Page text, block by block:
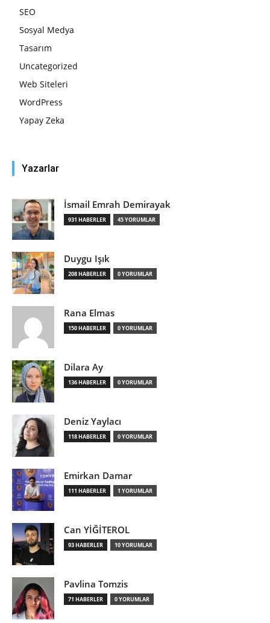
SEO
Sosyal Medya
Tasarım
Uncategorized
Web Siteleri
WordPress
Yapay Zeka
Yazarlar
İsmail Emrah Demirayak
931 HABERLER 45 YORUMLAR
Duygu Işık
208 HABERLER 0 YORUMLAR
Rana Elmas
150 HABERLER 0 YORUMLAR
Dilara Ay
136 HABERLER 0 YORUMLAR
Deniz Yaylacı
118 HABERLER 0 YORUMLAR
Emirkan Damar
111 HABERLER 1 YORUMLAR
Can YİĞİTEROL
93 HABERLER 10 YORUMLAR
Pavlina Tomzis
71 HABERLER 0 YORUMLAR